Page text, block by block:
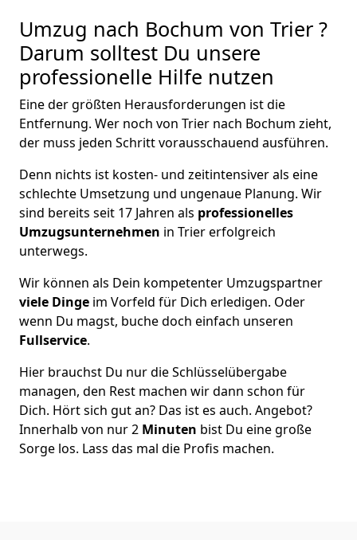
Umzug nach Bochum von Trier ?
Darum solltest Du unsere
professionelle Hilfe nutzen
Eine der größten Herausforderungen ist die
Entfernung. Wer noch von Trier nach Bochum zieht,
der muss jeden Schritt vorausschauend ausführen.
Denn nichts ist kosten- und zeitintensiver als eine
schlechte Umsetzung und ungenaue Planung. Wir
sind bereits seit 17 Jahren als professionelles
Umzugsunternehmen in Trier erfolgreich
unterwegs.
Wir können als Dein kompetenter Umzugspartner
viele Dinge im Vorfeld für Dich erledigen. Oder
wenn Du magst, buche doch einfach unseren
Fullservice.
Hier brauchst Du nur die Schlüsselübergabe
managen, den Rest machen wir dann schon für
Dich. Hört sich gut an? Das ist es auch. Angebot?
Innerhalb von nur 2 Minuten bist Du eine große
Sorge los. Lass das mal die Profis machen.